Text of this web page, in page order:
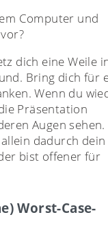
Computer und
dich eine Weile
Bring dich für
Wenn du
Präsentation
Augen sehen.
dadurch dein
bist offener für
Worst-Case-